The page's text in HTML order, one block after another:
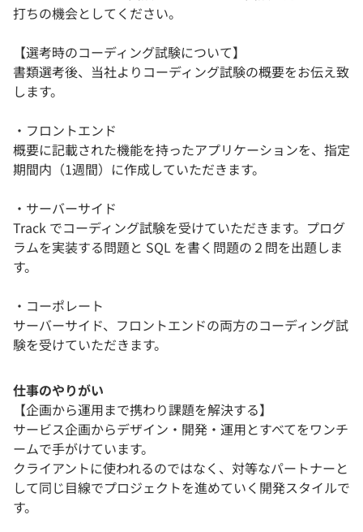
打ちの機会としてください。
【選考時のコーディング試験について】
書類選考後、当社よりコーディング試験の概要をお伝え致
します。
・フロントエンド
概要に記載された機能を持ったアプリケーションを、指定
期間内（1週間）に作成していただきます。
・サーバーサイド
Track でコーディング試験を受けていただきます。プログ
ラムを実装する問題と SQL を書く問題の２問を出題しま
す。
・コーポレート
サーバーサイド、フロントエンドの両方のコーディング試
験を受けていただきます。
仕事のやりがい
【企画から運用まで携わり課題を解決する】
サービス企画からデザイン・開発・運用とすべてをワンチ
ームで手がけています。
クライアントに使われるのではなく、対等なパートナーと
して同じ目線でプロジェクトを進めていく開発スタイルで
す。